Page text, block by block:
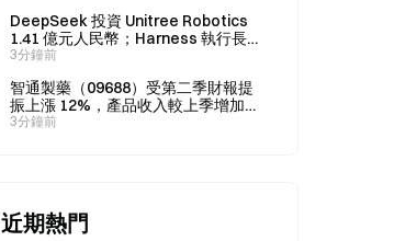
DeepSeek 投資 Unitree Robotics
1.41 億元人民幣；Harness 執行長批
評 IPO 招股書誇大 AI 能力
3分鐘前
智通製藥（09688）受第二季財報提
振上漲 12%，產品收入較上季增加
11%
3分鐘前
近期熱門